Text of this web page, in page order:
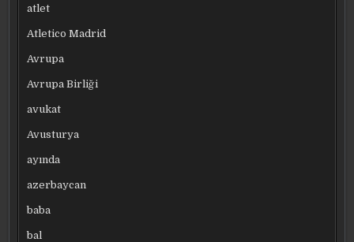
atlet
Atletico Madrid
Avrupa
Avrupa Birliği
avukat
Avusturya
ayında
azerbaycan
baba
bal